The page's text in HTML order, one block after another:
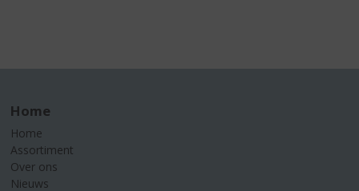
Home
Home
Assortiment
Over ons
Nieuws